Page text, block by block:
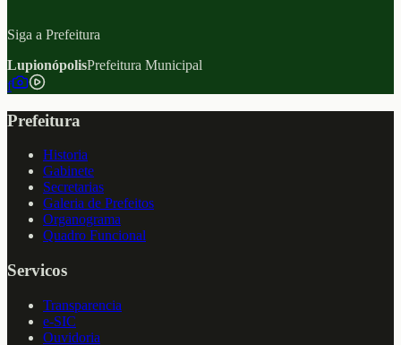
Siga a Prefeitura
LupionópolisPrefeitura Municipal
f
Prefeitura
Historia
Gabinete
Secretarias
Galeria de Prefeitos
Organograma
Quadro Funcional
Servicos
Transparencia
e-SIC
Ouvidoria